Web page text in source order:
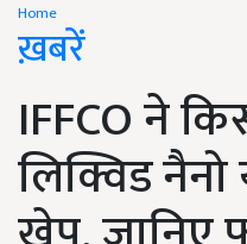
Home
ख़बरें
IFFCO ने
लिक्विड